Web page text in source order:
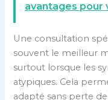
avantages
Une consultation
souvent le meilleur
surtout lorsque les
atypiques. Cela
adapté sans perte